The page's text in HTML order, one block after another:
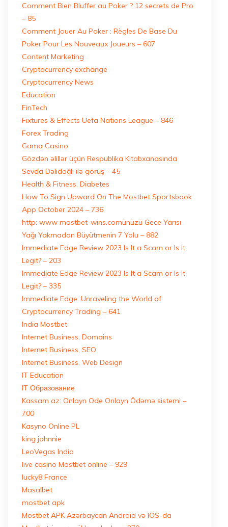
Comment Bien Bluffer au Poker ? 12 secrets de Pro
– 85
Comment Jouer Au Poker : Règles De Base Du
Poker Pour Les Nouveaux Joueurs – 607
Content Marketing
Cryptocurrency exchange
Cryptocurrency News
Education
FinTech
Fixtures & Effects Uefa Nations League – 846
Forex Trading
Gama Casino
Gözdən əlillər üçün Respublika Kitabxanasında
Sevda Dəlidağlı ilə görüş – 45
Health & Fitness, Diabetes
How To Sign Upward On The Mostbet Sportsbook
App October 2024 – 736
http: www mostbet-wins.comünüzü Gece Yarısı
Yağı Yakmadan Büyütmenin 7 Yolu – 882
Immediate Edge Review 2023 Is It a Scam or Is It
Legit? – 203
Immediate Edge Review 2023 Is It a Scam or Is It
Legit? – 335
Immediate Edge: Unraveling the World of
Cryptocurrency Trading – 641
India Mostbet
Internet Business, Domains
Internet Business, SEO
Internet Business, Web Design
IT Education
IT Образование
Kassam az: Onlayn Ode Onlayn Ödəmə sistemi –
700
Kasyno Online PL
king johnnie
LeoVegas India
live casino Mostbet online – 929
lucky8 France
Masalbet
mostbet apk
Mostbet APK Azərbaycan Android və IOS-da